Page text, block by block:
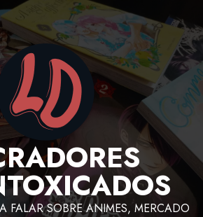
FALAR SOBRE ANIMES, MERCADO